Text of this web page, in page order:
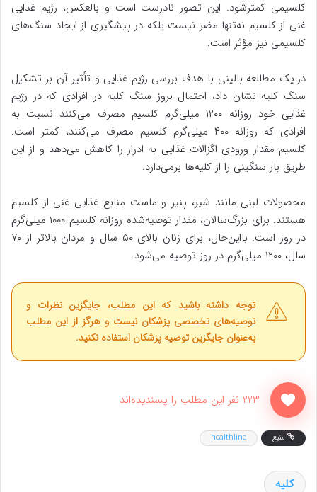
کلسیمی کمترشود. این تصور نادرست است و بالعکس، رژیم غذایی
غنی از کلسیم نه‌تنها مضر نیست بلکه در پیشگیری از ایجاد سنگ‌های
کلسیمی نیز مؤثر است.
در یک مطالعه بالینی با هدف بررسی رژیم غذایی و تأثیر آن بر تشکیل
سنگ کلیه نشان داد، احتمال بروز سنگ کلیه در افرادی که در رژیم
غذایی خود روزانه ۱۲۰۰ میلی‌گرم کلسیم مصرف می‌کنند نسبت به
افرادی که روزانه ۴۰۰ میلی‌گرم کلسیم مصرف می‌کنند، کمتر است.
کلسیم مقدار ورودی اگزالات غذایی به ادرار را کاهش می‌دهد و از این
طریق بار سنگینی را از کلیه‌ها برمی‌دارد.
محصولات لبنی مانند شیر، پنیر و ماست منابع غذایی غنی از کلسیم
هستند. برای بزرگ‌سالان، مقدار توصیه‌شده روزانه کلسیم ۱۰۰۰ میلی‌گرم
در روز است. بااین‌حال، برای زنان بالای ۵۰ سال و مردان بالاتر از ۷۰
سال، ۱۲۰۰ میلی‌گرم در روز توصیه می‌شود.
توجه داشته باشید که این مطلب، جایگزین نظرات و
توصیه‌های تخصصی پزشکان نیست و هرگز از این مطلب
به‌عنوان جایگزین توصیه پزشکان استفاده نکنید.
223 نفر این مطلب را پسندیده‌اند
منبع healthline
کلیه